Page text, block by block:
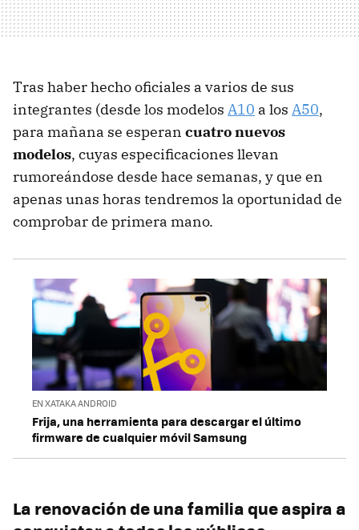
Tras haber hecho oficiales a varios de sus
integrantes (desde los modelos A10 a los A50,
para mañana se esperan cuatro nuevos
modelos, cuyas especificaciones llevan
rumoreándose desde hace semanas, y que en
apenas unas horas tendremos la oportunidad de
comprobar de primera mano.
EN XATAKA ANDROID
Frija, una herramienta para descargar el último
firmware de cualquier móvil Samsung
La renovación de una familia que aspira a